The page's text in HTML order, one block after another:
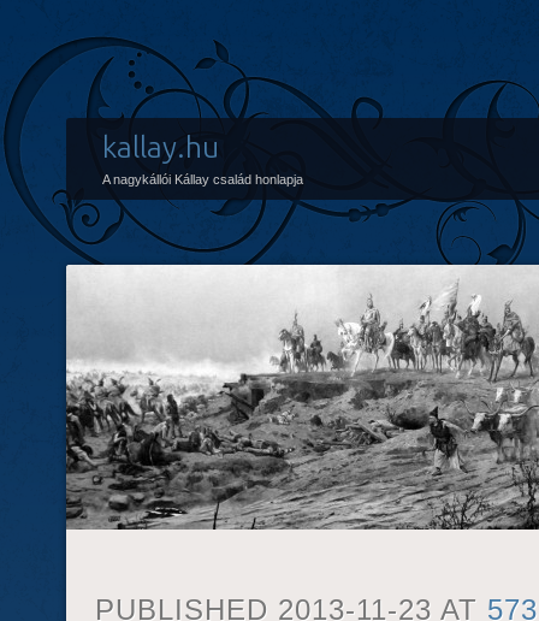
kallay.hu
A nagykállói Kállay család honlapja
PUBLISHED 2013-11-23 AT